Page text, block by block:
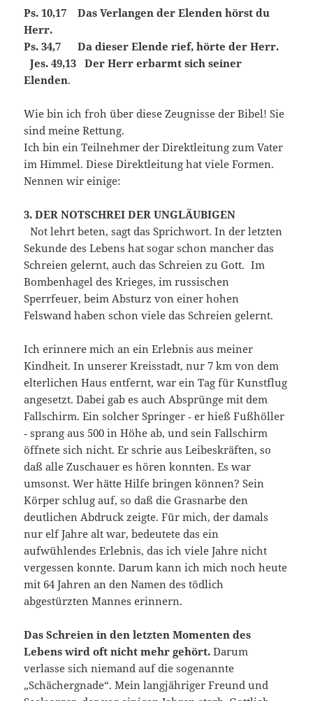
Ps. 10,17 Das Verlangen der Elenden hörst du
Herr.
Ps. 34,7 Da dieser Elende rief, hörte der Herr.
Jes. 49,13 Der Herr erbarmt sich seiner
Elenden.
Wie bin ich froh über diese Zeugnisse der Bibel! Sie
sind meine Rettung.
Ich bin ein Teilnehmer der Direktleitung zum Vater
im Himmel. Diese Direktleitung hat viele Formen.
Nennen wir einige:
3. DER NOTSCHREI DER UNGLÄUBIGEN
Not lehrt beten, sagt das Sprichwort. In der letzten
Sekunde des Lebens hat sogar schon mancher das
Schreien gelernt, auch das Schreien zu Gott. Im
Bombenhagel des Krieges, im russischen
Sperrfeuer, beim Absturz von einer hohen
Felswand haben schon viele das Schreien gelernt.
Ich erinnere mich an ein Erlebnis aus meiner
Kindheit. In unserer Kreisstadt, nur 7 km von dem
elterlichen Haus entfernt, war ein Tag für Kunstflug
angesetzt. Dabei gab es auch Absprünge mit dem
Fallschirm. Ein solcher Springer ‑ er hieß Fußhöller
‑ sprang aus 500 in Höhe ab, und sein Fallschirm
öffnete sich nicht. Er schrie aus Leibeskräften, so
daß alle Zuschauer es hören konnten. Es war
umsonst. Wer hätte Hilfe bringen können? Sein
Körper schlug auf, so daß die Grasnarbe den
deutlichen Abdruck zeigte. Für mich, der damals
nur elf Jahre alt war, bedeutete das ein
aufwühlendes Erlebnis, das ich viele Jahre nicht
vergessen konnte. Darum kann ich mich noch heute
mit 64 Jahren an den Namen des tödlich
abgestürzten Mannes erinnern.
Das Schreien in den letzten Momenten des
Lebens wird oft nicht mehr gehört. Darum
verlasse sich niemand auf die sogenannte
„Schächergnade“. Mein langjähriger Freund und